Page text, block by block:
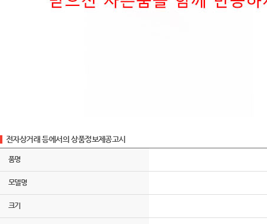
전자상거래 등에서의 상품정보제공고시
품명
모델명
크기